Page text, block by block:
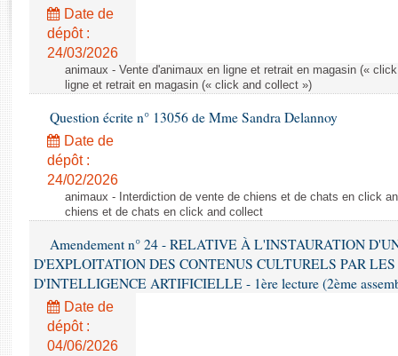
Rapports législatifs
Rapports sur l'application des lois
Baromètre de l’application des lois
Dossiers législatifs
Budget et sécurité sociale
Questions écrites et orales
Comptes rendus des débats
Date de
dépôt :
24/03/2026
animaux - Vente d'animaux en ligne et retrait en magasin («
ligne et retrait en magasin (« click and collect »)
Question écrite n° 13056 de Mme Sandra Delannoy
Date de
dépôt :
24/02/2026
animaux - Interdiction de vente de chiens et de chats en click
chiens et de chats en click and collect
Amendement n° 24 - RELATIVE À L'INSTAURATION
D'EXPLOITATION DES CONTENUS CULTURELS PAR LES
D'INTELLIGENCE ARTIFICIELLE - 1ère lecture (2ème
Date de
dépôt :
04/06/2026